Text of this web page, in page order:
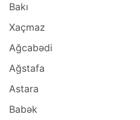
Bakı
Xaçmaz
Ağcabədi
Ağstafa
Astara
Babək